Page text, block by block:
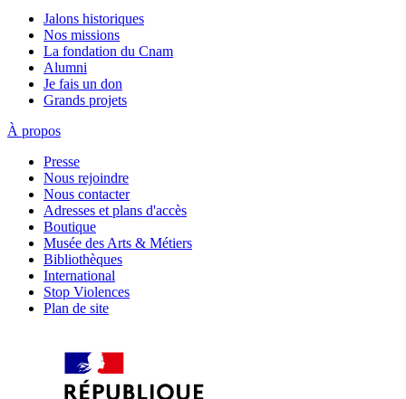
Jalons historiques
Nos missions
La fondation du Cnam
Alumni
Je fais un don
Grands projets
À propos
Presse
Nous rejoindre
Nous contacter
Adresses et plans d'accès
Boutique
Musée des Arts & Métiers
Bibliothèques
International
Stop Violences
Plan de site